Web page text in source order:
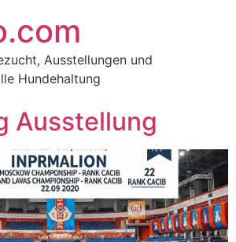
Ausstellungen und
Hundehaltung
Ausstellung